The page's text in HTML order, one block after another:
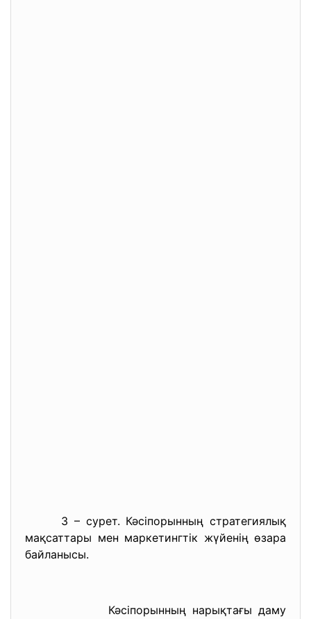
3 – сурет. Кәсіпорынның стратегиялық
мақсаттары мен маркетингтік жүйенің өзара
байланысы.
Кәсіпорынның нарықтағы даму